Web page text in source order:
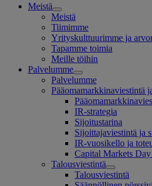
Meistä
Meistä
Tiimimme
Yrityskulttuurimme ja
Tapamme toimia
Meille töihin
Palvelumme
Palvelumme
Pääomamarkkinaviestintä
IR-strategia
Sijoitustarina
Sijoittajaviestintä ja
IR-vuosikello ja
Capital Markets
Talousviestintä
Talousviestintä